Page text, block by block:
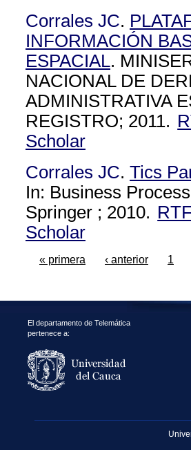
Corrales JC.
INFORMACIÓN
ESPACIAL.
NACIONAL DE
ADMINISTRATIVA
REGISTRO; 2011.
Scholar
Corrales JC. Tics
In: Business
Springer ; 2010. RTF
Scholar
« primera ‹ anterior 1
El departamento de Telemática
pertenece a: